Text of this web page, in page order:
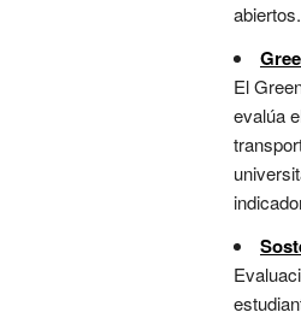
El
evalúa